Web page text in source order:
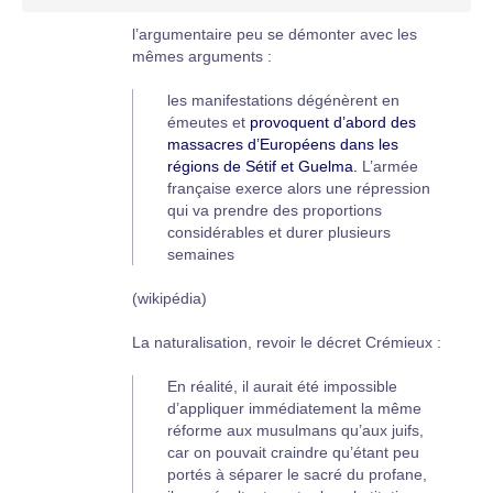
l’argumentaire peu se démonter avec les
mêmes arguments :
les manifestations dégénèrent en
émeutes et provoquent d’abord des
massacres d’Européens dans les
régions de Sétif et Guelma.
L’armée
française exerce alors une répression
qui va prendre des proportions
considérables et durer plusieurs
semaines
(wikipédia)
La naturalisation, revoir le décret Crémieux :
En réalité, il aurait été impossible
d’appliquer immédiatement la même
réforme aux musulmans qu’aux juifs,
car on pouvait craindre qu’étant peu
portés à séparer le sacré du profane,